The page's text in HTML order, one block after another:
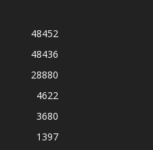
48452
48436
28880
4622
3680
1397